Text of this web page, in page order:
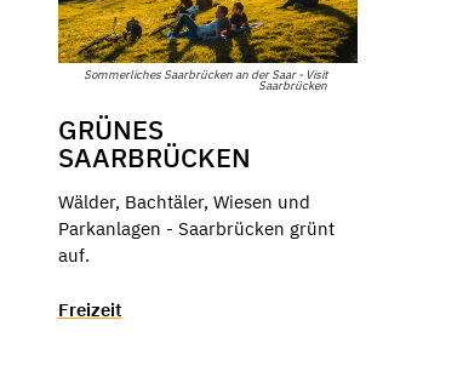
Sommerliches Saarbrücken an der Saar - Visit
Saarbrücken
GRÜNES
SAARBRÜCKEN
Wälder, Bachtäler, Wiesen und
Parkanlagen - Saarbrücken grünt
auf.
Freizeit